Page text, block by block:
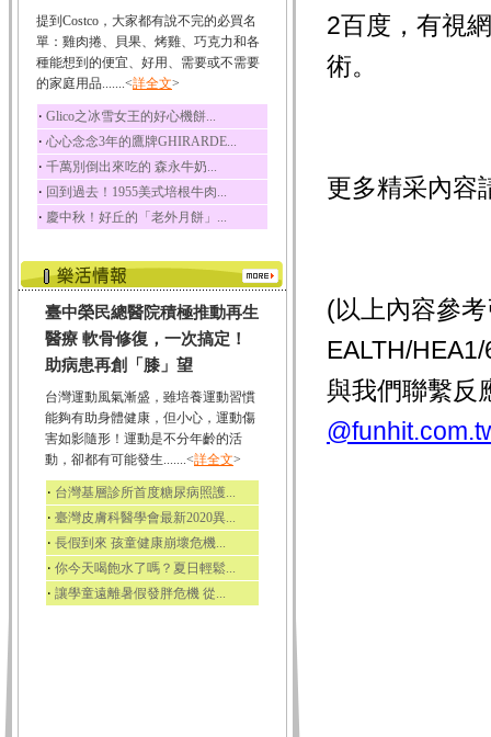
荔枝
荔枝性質溫和所含的營
養素有醣類、檸檬酸...
五味子
五味子性質溫熱所含營
養成分有揮發油、檸...
草魚
草魚含有維生素A、維生
素C、及豐富的蛋白...
提到Costco，大家都有說不完的必買名
單：雞肉捲、貝果、烤雞、巧克力和各
種能想到的便宜、好用、需要或不需要
的家庭用品.......<詳全文>
‧ Glico之冰雪女王的好心機餅...
‧ 心心念念3年的鷹牌GHIRARDE...
‧ 千萬別倒出來吃的 森永牛奶...
‧ 回到過去！1955美式培根牛肉...
‧ 慶中秋！好丘的「老外月餅」...
臺中榮民總醫院積極推動再生
醫療 軟骨修復，一次搞定！
助病患再創「膝」望
台灣運動風氣漸盛，雖培養運動習慣
能夠有助身體健康，但小心，運動傷
害如影隨形！運動是不分年齡的活
動，卻都有可能發生.......<詳全文>
‧ 台灣基層診所首度糖尿病照護...
‧ 臺灣皮膚科醫學會最新2020異...
‧ 長假到來 孩童健康崩壞危機...
‧ 你今天喝飽水了嗎？夏日輕鬆...
‧ 讓學童遠離暑假發胖危機 從...
2百度，有視
術。
更多精采內容
(以上內容參
EALTH/
與我們聯繫反